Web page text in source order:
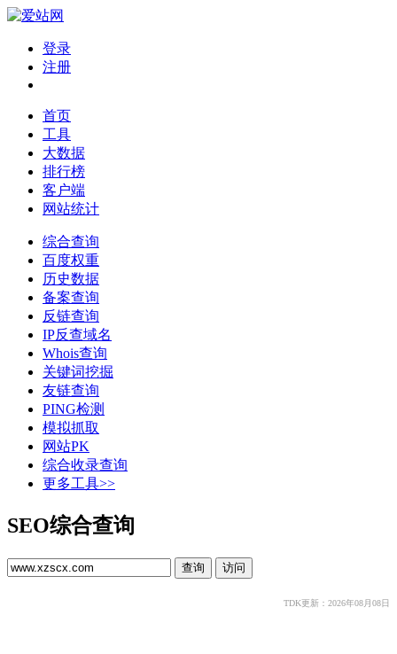
登录
注册
首页
工具
大数据
排行榜
客户端
网站统计
综合查询
百度权重
历史数据
备案查询
反链查询
IP反查域名
Whois查询
关键词挖掘
友链查询
PING检测
模拟抓取
网站PK
综合收录查询
更多工具>>
SEO综合查询
TDK更新：2026年08月08日